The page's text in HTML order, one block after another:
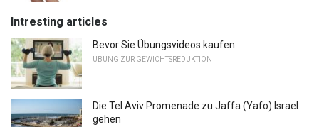
Intresting articles
Bevor Sie Übungsvideos kaufen
ÜBUNG ZUR GEWICHTSREDUKTION
Die Tel Aviv Promenade zu Jaffa (Yafo) Israel
gehen